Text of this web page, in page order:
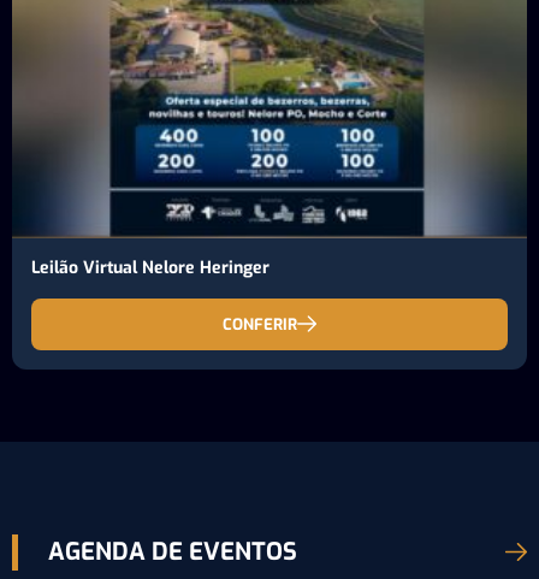
Leilão Virtual Nelore Heringer
CONFERIR
AGENDA DE EVENTOS